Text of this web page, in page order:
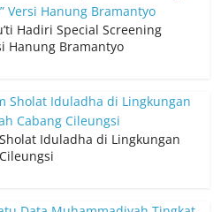
Hadiri Special Screening
Hanung Bramantyo
Iduladha di Lingkungan